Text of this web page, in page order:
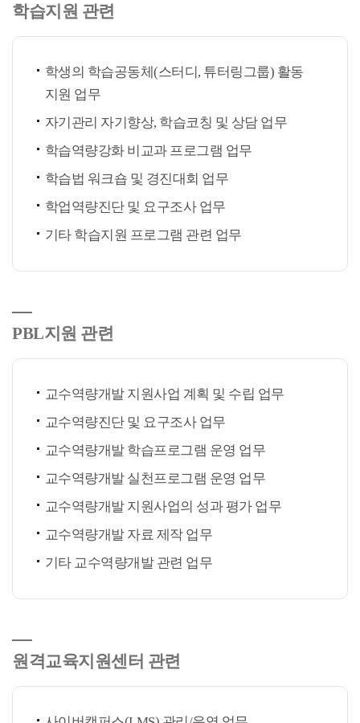
학습지원 관련
학생의 학습공동체(스터디, 튜터링그룹) 활동
지원 업무
자기관리 자기향상, 학습코칭 및 상담 업무
학습역량강화 비교과 프로그램 업무
학습법 워크숍 및 경진대회 업무
학업역량진단 및 요구조사 업무
기타 학습지원 프로그램 관련 업무
PBL지원 관련
교수역량개발 지원사업 계획 및 수립 업무
교수역량진단 및 요구조사 업무
교수역량개발 학습프로그램 운영 업무
교수역량개발 실천프로그램 운영 업무
교수역량개발 지원사업의 성과 평가 업무
교수역량개발 자료 제작 업무
기타 교수역량개발 관련 업무
원격교육지원센터 관련